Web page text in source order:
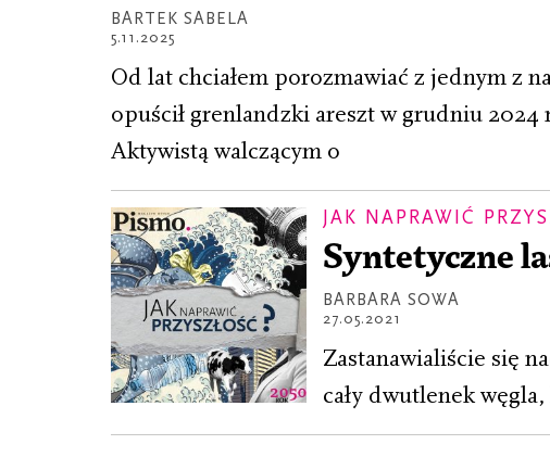
BARTEK SABELA
5.11.2025
Od lat chciałem porozmawiać z jednym z
opuścił grenlandzki areszt w grudniu 2024
Aktywistą walczącym o
JAK NAPRAWIĆ
Syntetyczne
BARBARA SOWA
27.05.2021
Zastanawialiście się
cały dwutlenek